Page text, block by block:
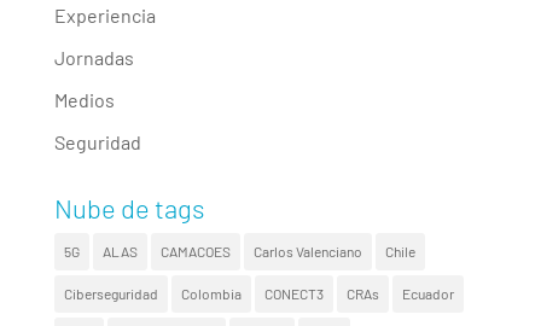
Experiencia
Jornadas
Medios
Seguridad
Nube de tags
5G ALAS CAMACOES Carlos Valenciano Chile
Ciberseguridad Colombia CONECT3 CRAs Ecuador